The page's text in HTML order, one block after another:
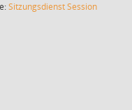
SitzungsdienstSession(Wird in